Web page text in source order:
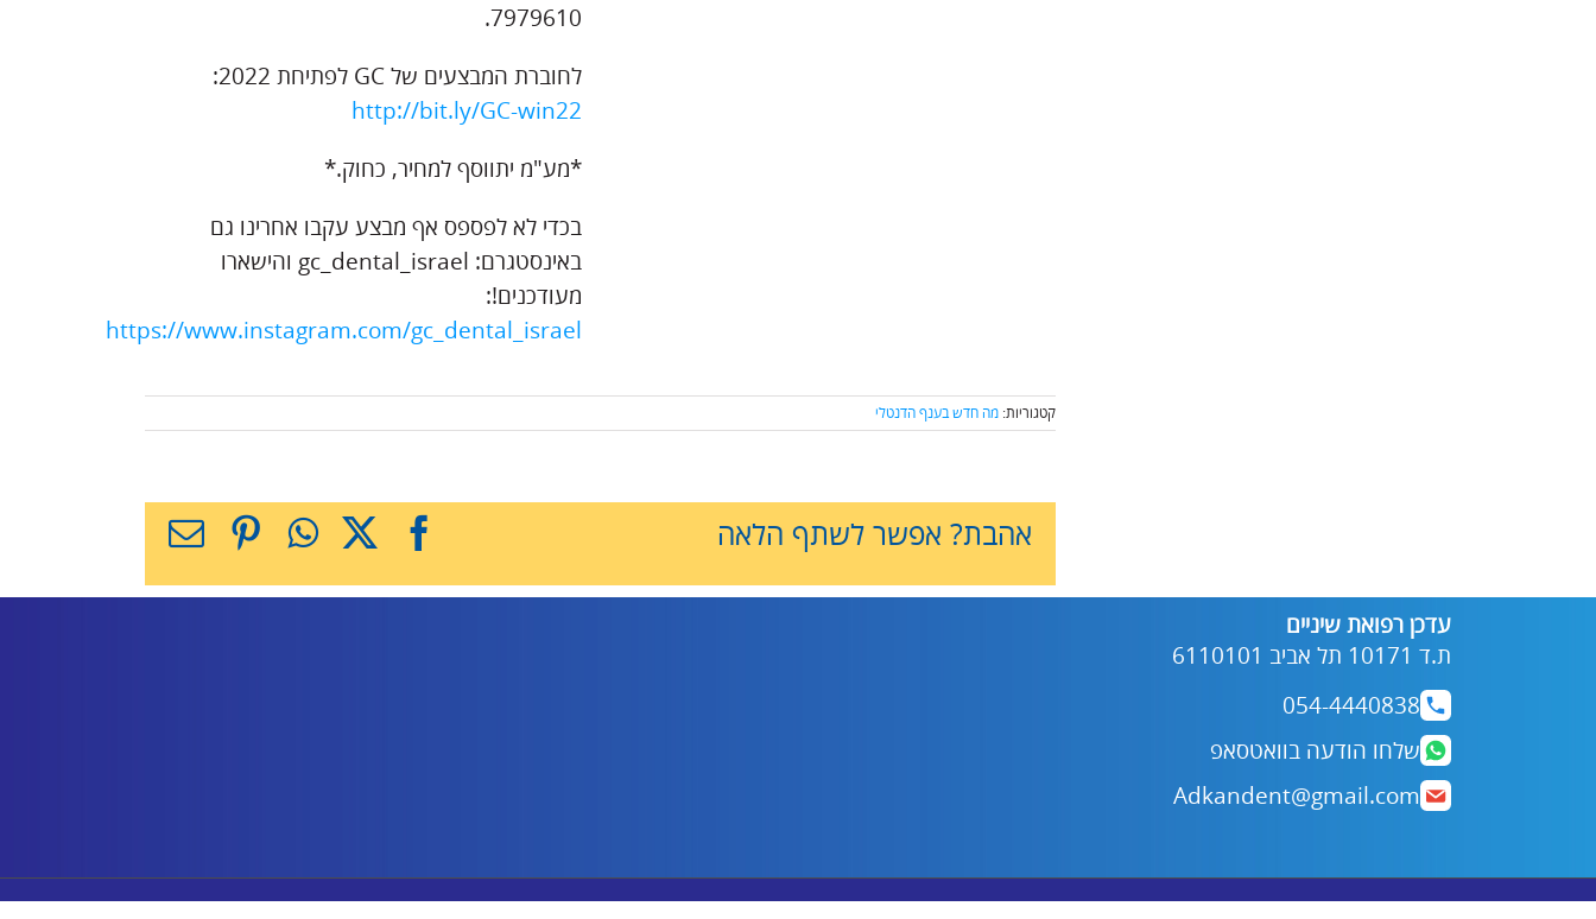
7979610.
לחוברת המבצעים של GC לפתיחת 2022:
http://bit.ly/GC-win22
*מע"מ יתווסף למחיר, כחוק.*
בכדי לא לפספס אף מבצע עקבו אחרינו גם
באינסטגרם: gc_dental_israel והישארו
מעודכנים!:
https://www.instagram.com/gc_dental_israel
קטגוריות: מה חדש בענף הדנטלי
אהבת? אפשר לשתף הלאה Facebook
X
WhatsApp
Pinterest
כתובת
אלקטרוני
עדכן רפואת שיניים
ת.ד 10171 תל אביב 6110101
054-4440838
שלחו הודעה בוואטסאפ
Adkandent@gmail.com